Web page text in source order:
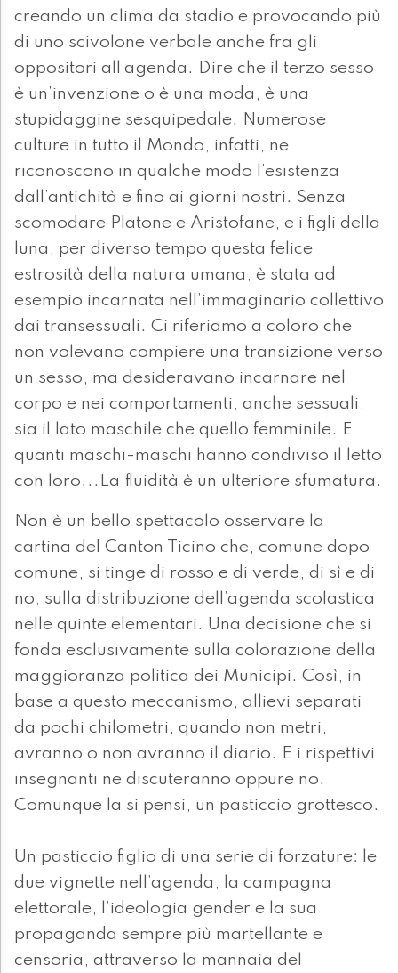
creando un clima da stadio e provocando più
di uno scivolone verbale anche fra gli
oppositori all’agenda. Dire che il terzo sesso
è un’invenzione o è una moda, è una
stupidaggine sesquipedale. Numerose
culture in tutto il Mondo, infatti, ne
riconoscono in qualche modo l’esistenza
dall’antichità e fino ai giorni nostri. Senza
scomodare Platone e Aristofane, e i figli della
luna, per diverso tempo questa felice
estrosità della natura umana, è stata ad
esempio incarnata nell’immaginario collettivo
dai transessuali. Ci riferiamo a coloro che
non volevano compiere una transizione verso
un sesso, ma desideravano incarnare nel
corpo e nei comportamenti, anche sessuali,
sia il lato maschile che quello femminile. E
quanti maschi-maschi hanno condiviso il letto
con loro...La fluidità è un ulteriore sfumatura.
Non è un bello spettacolo osservare la
cartina del Canton Ticino che, comune dopo
comune, si tinge di rosso e di verde, di sì e di
no, sulla distribuzione dell’agenda scolastica
nelle quinte elementari. Una decisione che si
fonda esclusivamente sulla colorazione della
maggioranza politica dei Municipi. Così, in
base a questo meccanismo, allievi separati
da pochi chilometri, quando non metri,
avranno o non avranno il diario. E i rispettivi
insegnanti ne discuteranno oppure no.
Comunque la si pensi, un pasticcio grottesco.
Un pasticcio figlio di una serie di forzature: le
due vignette nell’agenda, la campagna
elettorale, l’ideologia gender e la sua
propaganda sempre più martellante e
censoria, attraverso la mannaia del